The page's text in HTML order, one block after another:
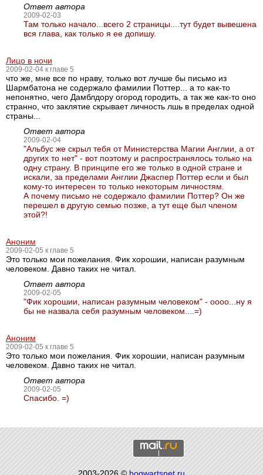
Ответ автора
2009-02-03
Там только начало...всего 2 страницы....тут будет вывешена
вся глава, как только я ее допишу.
Лицо в ночи
2009-02-04 к главе 5
что же, мне все по нраву, только вот лучше бы письмо из
Шармбатона не содержало фамилии Поттер... а то как-то
непонятно, чего Дамблдору огород городить, а так же как-то оно
странно, что заклятие скрывает личность лшь в пределах одной
страны...
Ответ автора
2009-02-04
"Альбус же скрыл тебя от Министерства Магии Англии, а от
других то нет" - вот поэтому и распространялось только на
одну страну. В принципе его же только в одной стране и
искали, за пределами Англии Джаспер Поттер если и был
кому-то интересен то только некоторым личностям.
А почему письмо не содержало фамилии Поттер? Он же
перешел в другую семью позже, а тут еще был членом
этой?!
Аноним
2009-02-05 к главе 5
Это только мои пожелания. Фик хорошии, написан разумным
человеком. Давно таких не читал.
Ответ автора
2009-02-05
"Фик хорошии, написан разумным человеком" - оооо...ну я
бы не назвала себя разумным человеком....=)
Аноним
2009-02-05 к главе 5
Это только мои пожелания. Фик хорошии, написан разумным
человеком. Давно таких не читал.
Ответ автора
2009-02-05
Спасибо. =)